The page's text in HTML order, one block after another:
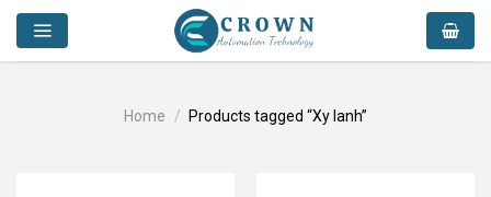
Skip
content
Home / Products tagged “Xy lanh”